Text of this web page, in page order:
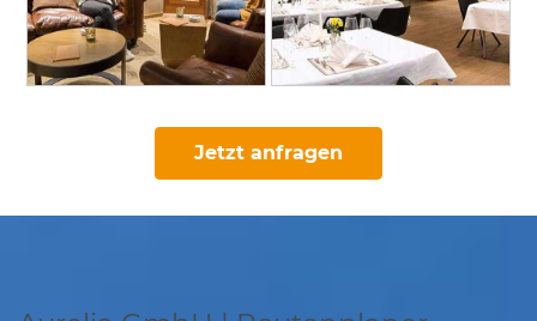
Jetzt anfragen